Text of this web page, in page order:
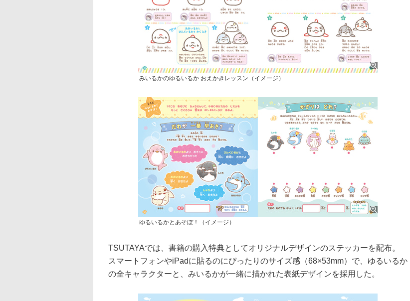
みいるかのゆるいるか おえかきレッスン（イメージ）
ゆるいるかとあそぼ！（イメージ）
TSUTAYAでは、書籍の購入特典としてオリジナルデザインのステッカーを配布。
スマートフォンやiPadに貼るのにぴったりのサイズ感（68×53mm）で、ゆるいるか
の全キャラクターと、みいるかが一緒に描かれた表紙デザインを採用した。